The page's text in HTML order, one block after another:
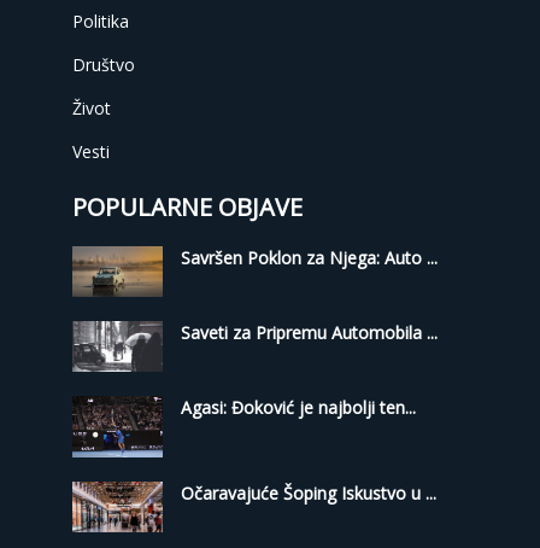
Politika
Društvo
Život
Vesti
POPULARNE OBJAVE
Savršen Poklon za Njega: Auto ...
Saveti za Pripremu Automobila ...
Agasi: Đoković je najbolji ten...
Očaravajuće Šoping Iskustvo u ...